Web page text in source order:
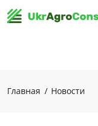
Главная Новости